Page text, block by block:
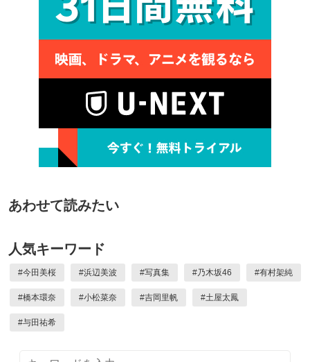
あわせて読みたい
人気キーワード
#今田美桜 #浜辺美波 #写真集 #乃木坂46 #有村架純
#橋本環奈 #小松菜奈 #吉岡里帆 #土屋太鳳
#与田祐希